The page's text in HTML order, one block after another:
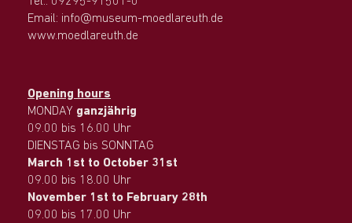
Email: info@museum-moedlareuth.de
www.moedlareuth.de
Opening hours
MONDAY ganzjährig
09.00 bis 16.00 Uhr
DIENSTAG bis SONNTAG
March 1st to October 31st
09.00 bis 18.00 Uhr
November 1st to February 28th
09.00 bis 17.00 Uhr